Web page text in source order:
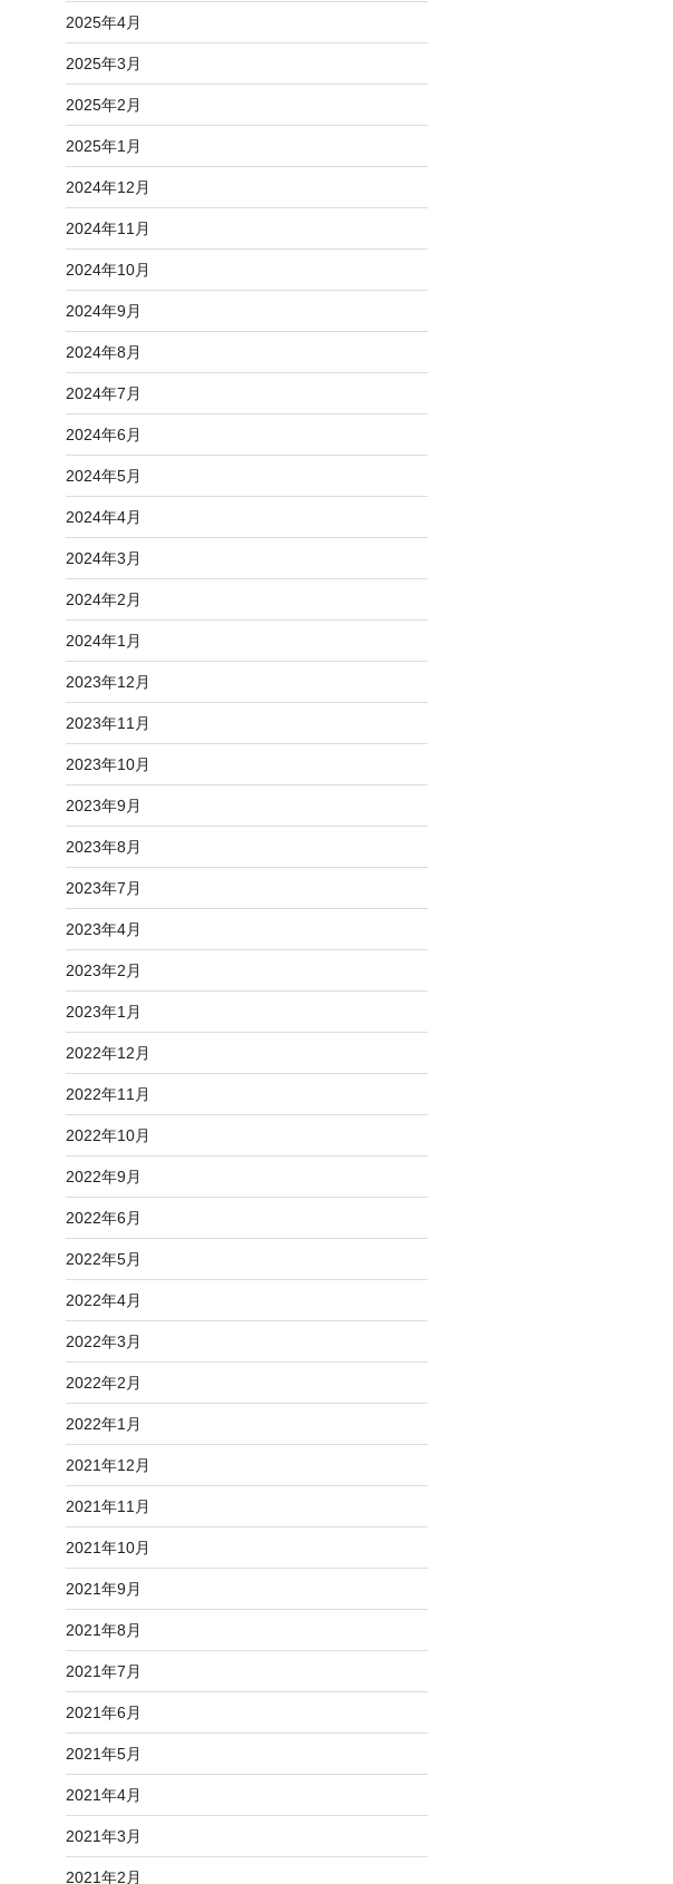
2025年4月
2025年3月
2025年2月
2025年1月
2024年12月
2024年11月
2024年10月
2024年9月
2024年8月
2024年7月
2024年6月
2024年5月
2024年4月
2024年3月
2024年2月
2024年1月
2023年12月
2023年11月
2023年10月
2023年9月
2023年8月
2023年7月
2023年4月
2023年2月
2023年1月
2022年12月
2022年11月
2022年10月
2022年9月
2022年6月
2022年5月
2022年4月
2022年3月
2022年2月
2022年1月
2021年12月
2021年11月
2021年10月
2021年9月
2021年8月
2021年7月
2021年6月
2021年5月
2021年4月
2021年3月
2021年2月